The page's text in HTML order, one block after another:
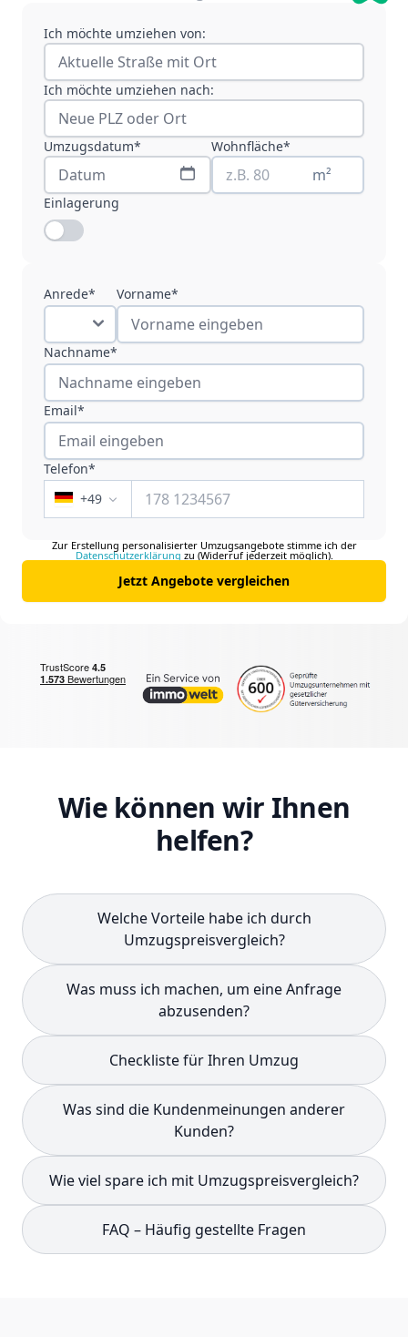
Ich möchte umziehen von:
Ich möchte umziehen nach:
Umzugsdatum* Wohnfläche*
m²
Einlagerung
Anrede* Vorname*
Nachname*
Email*
Telefon*
+49
Zur Erstellung personalisierter Umzugsangebote stimme ich der
Datenschutzerklärung zu (Widerruf jederzeit möglich).
Jetzt Angebote vergleichen
Wie können wir Ihnen
helfen?
Welche Vorteile habe ich durch
Umzugspreisvergleich?
Was muss ich machen, um eine Anfrage
abzusenden?
Checkliste für Ihren Umzug
Was sind die Kundenmeinungen anderer
Kunden?
Wie viel spare ich mit Umzugspreisvergleich?
FAQ – Häufig gestellte Fragen